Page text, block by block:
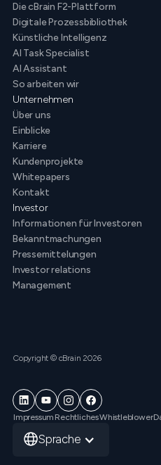
Die cBrain F2-Plattform
Digitale Prozessbibliothek
Künstliche Intelligenz
AI Task Specialist
AI Assistant
So arbeiten wir
Unternehmen
Über uns
Einblicke
Karriere
Kundenprojekte
Whitepapers
Kontakt
Investor
Informationen für Investoren
Bekanntmachungen
Pressemittelungen
Investor relations
Management
Copyright © cBrain 2026
Impressum RechtlichesWhistleblower
Sprache